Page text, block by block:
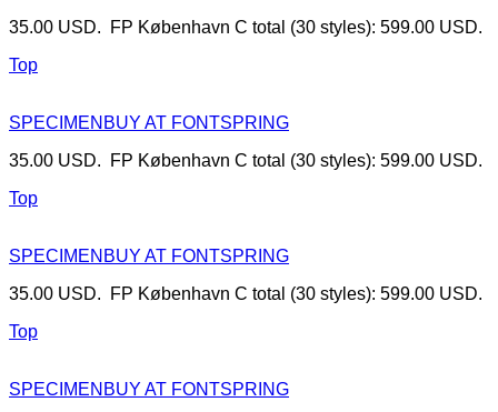
35.00 USD. FP København C total (30 styles): 599.00 USD.
Top
SPECIMEN BUY AT FONTSPRING
35.00 USD. FP København C total (30 styles): 599.00 USD.
Top
SPECIMEN BUY AT FONTSPRING
35.00 USD. FP København C total (30 styles): 599.00 USD.
Top
SPECIMEN BUY AT FONTSPRING